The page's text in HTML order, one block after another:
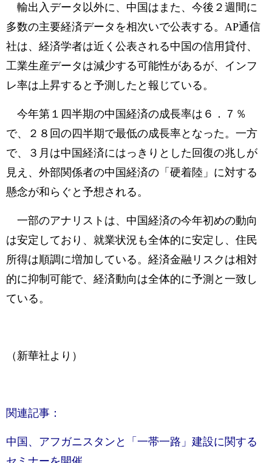
輸出入データ以外に、中国はまた、今後２週間に
多数の主要経済データを相次いで公表する。AP通信
社は、経済学者は近く公表される中国の信用貸付、
工業生産データは減少する可能性があるが、インフ
レ率は上昇すると予測したと報じている。
今年第１四半期の中国経済の成長率は６．７％
で、２８回の四半期で最低の成長率となった。一方
で、３月は中国経済にはっきりとした回復の兆しが
見え、外部関係者の中国経済の「硬着陸」に対する
懸念が和らぐと予想される。
一部のアナリストは、中国経済の今年初めの動向
は安定しており、就業状況も全体的に安定し、住民
所得は順調に増加している。経済金融リスクは相対
的に抑制可能で、経済動向は全体的に予測と一致し
ている。
（新華社より）
関連記事：
中国、アフガニスタンと「一帯一路」建設に関する